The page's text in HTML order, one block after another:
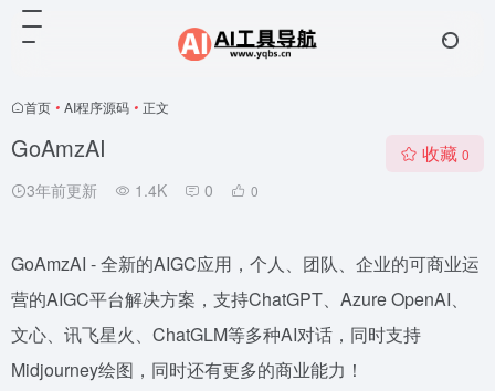
首页 • AI程序源码 • 正文
GoAmzAI
3年前更新 1.4K 0 0
收藏 0
GoAmzAI - 全新的AIGC应用，个人、团队、企业的可商业运
营的AIGC平台解决方案，支持ChatGPT、Azure OpenAI、
文心、讯飞星火、ChatGLM等多种AI对话，同时支持
Midjourney绘图，同时还有更多的商业能力！